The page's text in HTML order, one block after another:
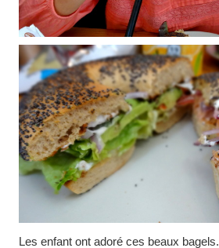
Les enfant ont adoré ces beaux bagels.